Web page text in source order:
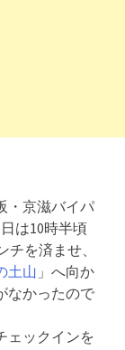
・京滋バイパ
は10時半頃
を済ませ、
土山 」へ向か
なかったので
ェックインを